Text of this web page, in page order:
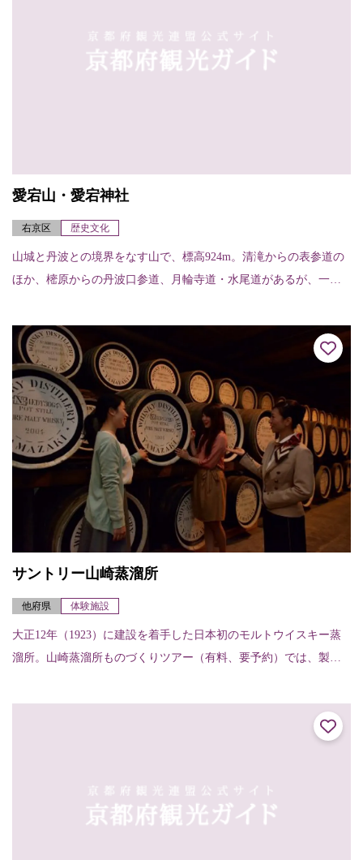
愛宕山・愛宕神社
右京区 歴史文化
山城と丹波との境界をなす山で、標高924m。清滝からの表参道の
ほか、樒原からの丹波口参道、月輪寺道・水尾道があるが、一般
社があり、古く...
サントリー山崎蒸溜所
他府県 体験施設
大正12年（1923）に建設を着手した日本初のモルトウイスキー蒸
溜所。山崎蒸溜所ものづくりツアー（有料、要予約）では、製造
のテイスティン...